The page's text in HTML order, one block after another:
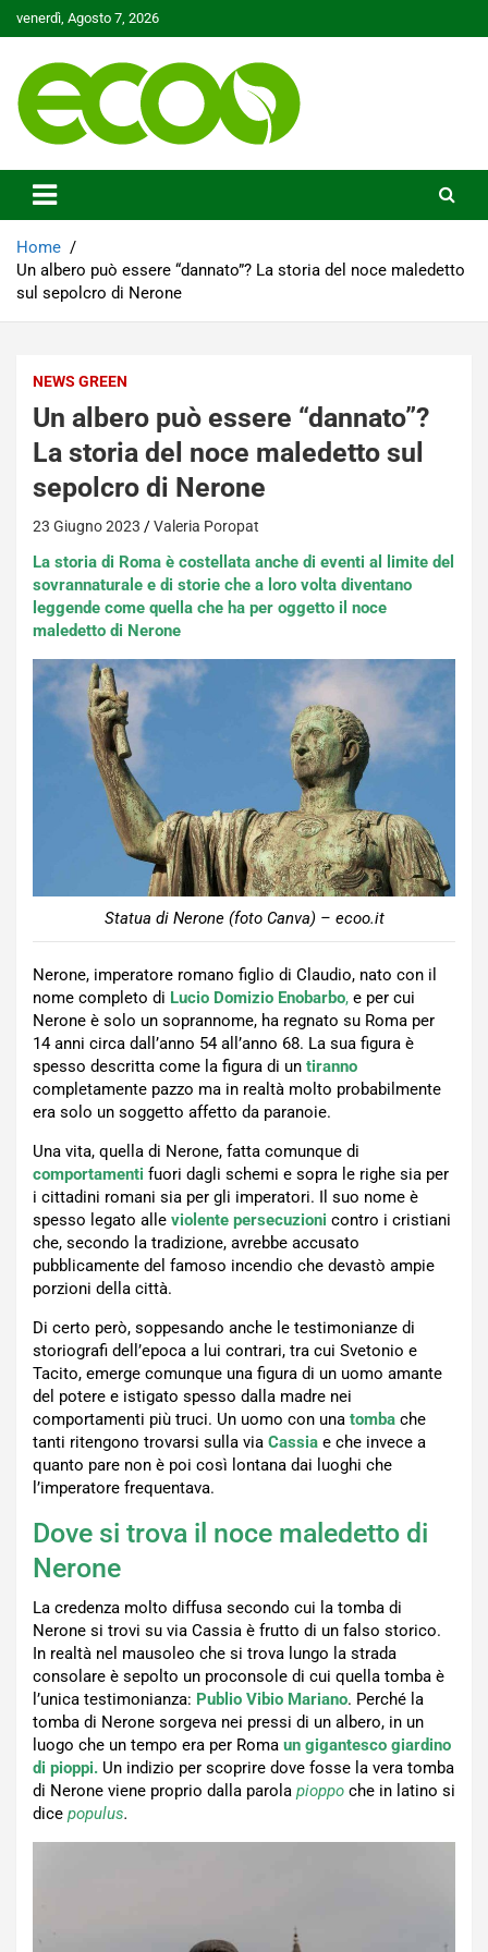
to
venerdì, Agosto 7, 2026
Ecoo.it
Home
Un albero può essere “dannato”? La storia del noce maledetto
sul sepolcro di Nerone
NEWS GREEN
Un albero può essere “dannato”?
La storia del noce maledetto sul
sepolcro di Nerone
23 Giugno 2023 Valeria Poropat
La storia di Roma è costellata anche di eventi al limite del
sovrannaturale e di storie che a loro volta diventano
leggende come quella che ha per oggetto il noce
maledetto di Nerone
Statua di Nerone (foto Canva) – ecoo.it
Nerone, imperatore romano figlio di Claudio, nato con il
nome completo di Lucio Domizio Enobarbo, e per cui
Nerone è solo un soprannome, ha regnato su Roma per
14 anni circa dall’anno 54 all’anno 68. La sua figura è
spesso descritta come la figura di un tiranno
completamente pazzo ma in realtà molto probabilmente
era solo un soggetto affetto da paranoie.
Una vita, quella di Nerone, fatta comunque di
comportamenti fuori dagli schemi e sopra le righe sia per
i cittadini romani sia per gli imperatori. Il suo nome è
spesso legato alle violente persecuzioni contro i cristiani
che, secondo la tradizione, avrebbe accusato
pubblicamente del famoso incendio che devastò ampie
porzioni della città.
Di certo però, soppesando anche le testimonianze di
storiografi dell’epoca a lui contrari, tra cui Svetonio e
Tacito, emerge comunque una figura di un uomo amante
del potere e istigato spesso dalla madre nei
comportamenti più truci. Un uomo con una tomba che
tanti ritengono trovarsi sulla via Cassia e che invece a
quanto pare non è poi così lontana dai luoghi che
l’imperatore frequentava.
Dove si trova il noce maledetto di
Nerone
La credenza molto diffusa secondo cui la tomba di
Nerone si trovi su via Cassia è frutto di un falso storico.
In realtà nel mausoleo che si trova lungo la strada
consolare è sepolto un proconsole di cui quella tomba è
l’unica testimonianza: Publio Vibio Mariano. Perché la
tomba di Nerone sorgeva nei pressi di un albero, in un
luogo che un tempo era per Roma un gigantesco giardino
di pioppi. Un indizio per scoprire dove fosse la vera tomba
di Nerone viene proprio dalla parola pioppo che in latino si
dice populus.